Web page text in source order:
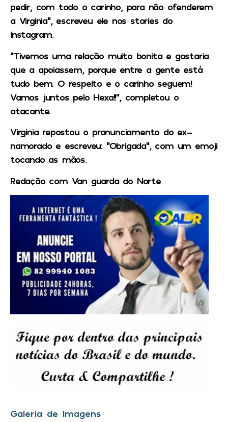
pedir, com todo o carinho, para não ofenderem
a Virginia”, escreveu ele nos stories do
Instagram.
“Tivemos uma relação muito bonita e gostaria
que a apoiassem, porque entre a gente está
tudo bem. O respeito e o carinho seguem!
Vamos juntos pelo Hexa!!”, completou o
atacante.
Virginia repostou o pronunciamento do ex-
namorado e escreveu: “Obrigada”, com um emoji
tocando as mãos.
Redação com Van guarda do Norte
Galeria de Imagens